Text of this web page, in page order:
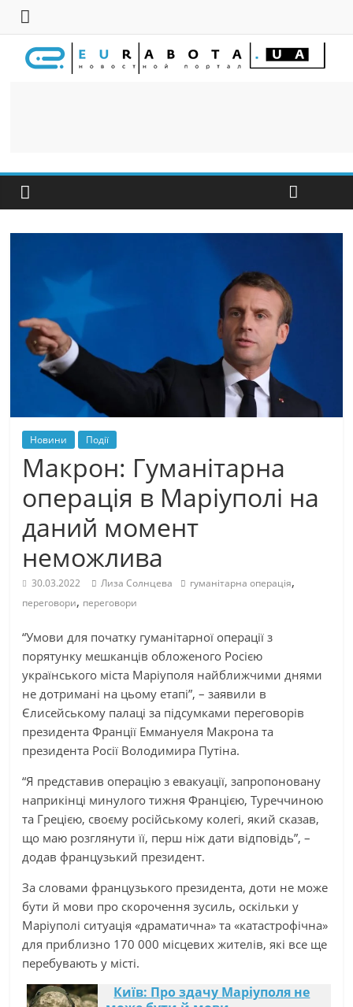
Новини Події
Макрон: Гуманітарна
операція в Маріуполі на
даний момент
неможлива
30.03.2022 Лиза Солнцева гуманітарна операція,
переговори, переговори
“Умови для початку гуманітарної операції з
порятунку мешканців обложеного Росією
українського міста Маріуполя найближчими днями
не дотримані на цьому етапі”, – заявили в
Єлисейському палаці за підсумками переговорів
президента Франції Еммануеля Макрона та
президента Росії Володимира Путіна.
“Я представив операцію з евакуації, запропоновану
наприкінці минулого тижня Францією, Туреччиною
та Грецією, своєму російському колегі, який сказав,
що маю розглянути її, перш ніж дати відповідь”, –
додав французький президент.
За словами французького президента, доти не може
бути й мови про скорочення зусиль, оскільки у
Маріуполі ситуація «драматична» та «катастрофічна»
для приблизно 170 000 місцевих жителів, які все ще
перебувають у місті.
Київ: Про здачу Маріуполя не